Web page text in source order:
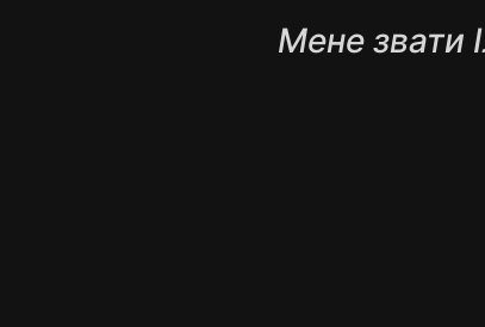
Мене звати